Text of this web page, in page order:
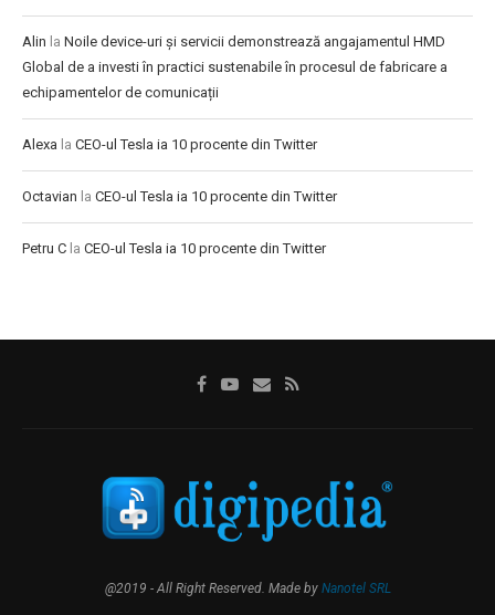
Alin la Noile device-uri și servicii demonstrează angajamentul HMD
Global de a investi în practici sustenabile în procesul de fabricare a
echipamentelor de comunicații
Alexa la CEO-ul Tesla ia 10 procente din Twitter
Octavian la CEO-ul Tesla ia 10 procente din Twitter
Petru C la CEO-ul Tesla ia 10 procente din Twitter
@2019 - All Right Reserved. Made by Nanotel SRL